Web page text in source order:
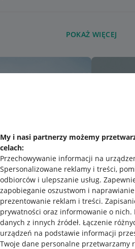
My i nasi partnerzy możemy
celach:
Przechowywanie informacji na
Spersonalizowane reklamy i treści,
odbiorców i ulepszanie usług.
zapobieganie oszustwom i naprawianie
prezentowanie reklam i treści.
prywatności oraz informowanie o nich.
danych z innych źródeł. Łączenie
urządzeń na podstawie informacji
Twoje dane personalne przetwarzamy
POKAŻ WIĘCEJ
Pobierz